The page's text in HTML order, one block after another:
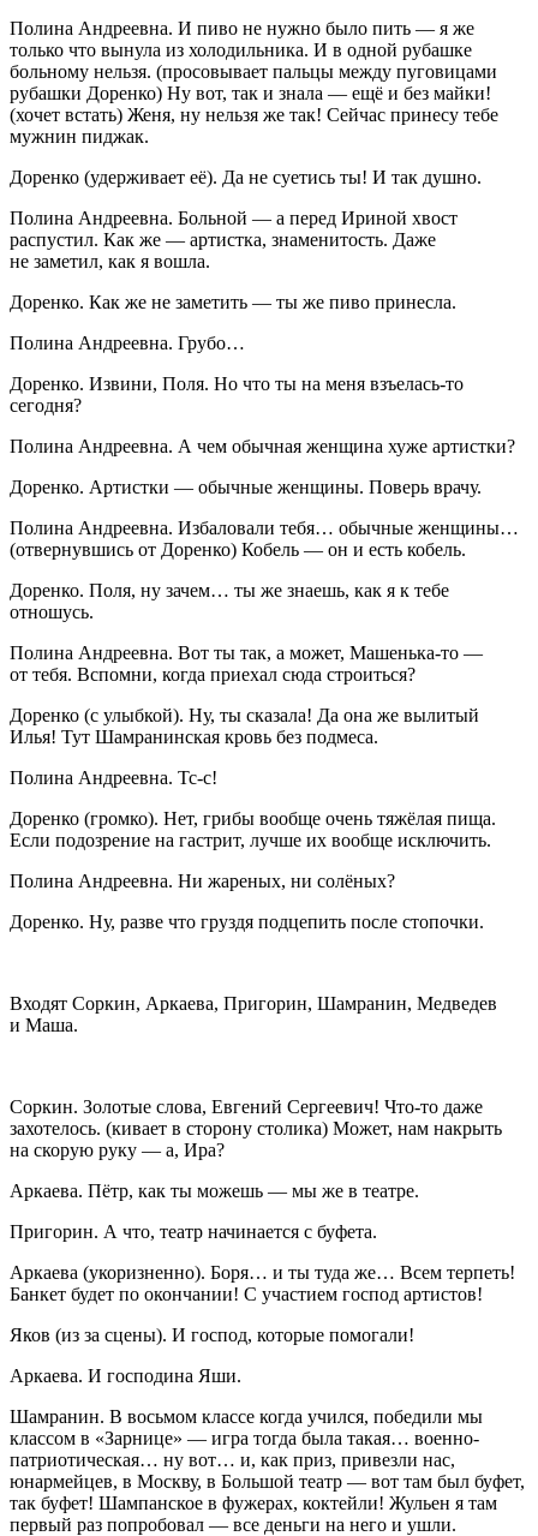
Полина Андреевна. И пиво не нужно было пить — я же
только что вынула из холодильника. И в одной рубашке
больному нельзя. (просовывает пальцы между пуговицами
рубашки Доренко) Ну вот, так и знала — ещё и без майки!
(хочет встать) Женя, ну нельзя же так! Сейчас принесу тебе
мужнин пиджак.
Доренко (удерживает её). Да не суетись ты! И так душно.
Полина Андреевна. Больной — а перед Ириной хвост
распустил. Как же — артистка, знаменитость. Даже
не заметил, как я вошла.
Доренко. Как же не заметить — ты же пиво принесла.
Полина Андреевна. Грубо…
Доренко. Извини, Поля. Но что ты на меня взъелась-то
сегодня?
Полина Андреевна. А чем обычная женщина хуже артистки?
Доренко. Артистки — обычные женщины. Поверь врачу.
Полина Андреевна. Избаловали тебя… обычные женщины…
(отвернувшись от Доренко) Кобель — он и есть кобель.
Доренко. Поля, ну зачем… ты же знаешь, как я к тебе
отношусь.
Полина Андреевна. Вот ты так, а может, Машенька-то —
от тебя. Вспомни, когда приехал сюда строиться?
Доренко (с улыбкой). Ну, ты сказала! Да она же вылитый
Илья! Тут Шамранинская кровь без подмеса.
Полина Андреевна. Тс-с!
Доренко (громко). Нет, грибы вообще очень тяжёлая пища.
Если подозрение на гастрит, лучше их вообще исключить.
Полина Андреевна. Ни жареных, ни солёных?
Доренко. Ну, разве что груздя подцепить после стопочки.
Входят Соркин, Аркаева, Пригорин, Шамранин, Медведев
и Маша.
Соркин. Золотые слова, Евгений Сергеевич! Что-то даже
захотелось. (кивает в сторону столика) Может, нам накрыть
на скорую руку — а, Ира?
Аркаева. Пётр, как ты можешь — мы же в театре.
Пригорин. А что, театр начинается с буфета.
Аркаева (укоризненно). Боря… и ты туда же… Всем терпеть!
Банкет будет по окончании! С участием господ артистов!
Яков (из за сцены). И господ, которые помогали!
Аркаева. И господина Яши.
Шамранин. В восьмом классе когда учился, победили мы
классом в «Зарнице» — игра тогда была такая… военно-
патриотическая… ну вот… и, как приз, привезли нас,
юнармейцев, в Москву, в Большой театр — вот там был буфет,
так буфет! Шампанское в фужерах, коктейли! Жульен я там
первый раз попробовал — все деньги на него и ушли.